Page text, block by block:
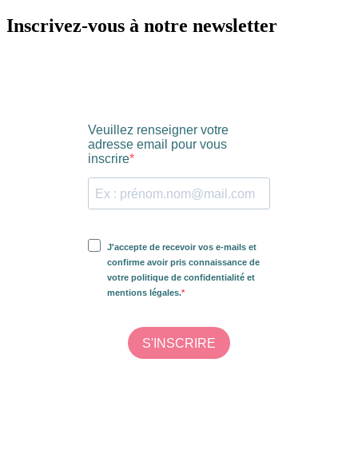
Inscrivez-vous à notre newsletter